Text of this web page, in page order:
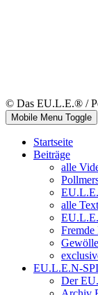
© Das EU.L.E.® /
Mobile Menu Toggle
Startseite
Beiträge
alle
alle
Fremde
Gewölle
EU.L.E.N-
Der